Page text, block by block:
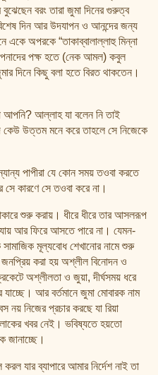
বরং তারা জুমা দিনের গুরুত্ব
দিন আর উদযাপন ও আনন্দের জন্য
একে অপরকে “তাকাব্বালাল্লাহু মিন্না
পক্ষ হতে (নেক আমল) কবুল
দিনে কিছু বলা হতে বিরত থাকতেন।
আপনি? আল্লাহ যা বলেন নি তাই
উত্তম মনে করে তাহলে সে নিজেকে
পাপীরা যে কোন সময় তওবা করতে
সে কারণে সে তওবা করে না।
শুরু করায়। ধীরে ধীরে তার আসলরূপ
আর ফিরে আসতে পারে না। যেমন-
মূল্যবোধ শেখানোর নামে শুরু
জনপ্রিয় করা হয় অশ্লীল বিনোদন ও
অশ্লীলতা ও জুয়া, দীর্ঘসময় ধরে
যাচ্ছে। আর বর্তমানে জুমা মোবারক নাম
নয় নিজের প্রচার করছে যা রিয়া
খবর নেই। ভবিষ্যতে হয়তো
জানাচ্ছে।
যার ব্যাপারে আমার নির্দেশ নাই তা